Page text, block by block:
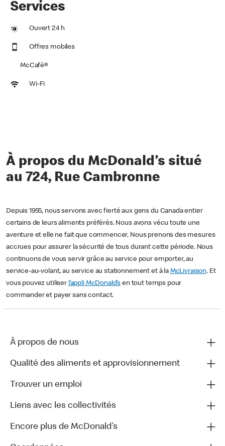
Services
Ouvert 24 h
Offres mobiles
McCafé®
Wi-Fi
À propos du McDonald’s situé
au 724, Rue Cambronne
Depuis 1955, nous servons avec fierté aux gens du Canada entier
certains de leurs aliments préférés. Nous avons vécu toute une
aventure et elle ne fait que commencer. Nous prenons des mesures
accrues pour assurer la sécurité de tous durant cette période. Nous
continuons de vous servir grâce au service pour emporter, au
service-au-volant, au service au stationnement et à la McLivraison. Et
vous pouvez utiliser l’appli McDonald’s en tout temps pour
commander et payer sans contact.
À propos de nous
Qualité des aliments et approvisionnement
Trouver un emploi
Liens avec les collectivités
Encore plus de McDonald’s